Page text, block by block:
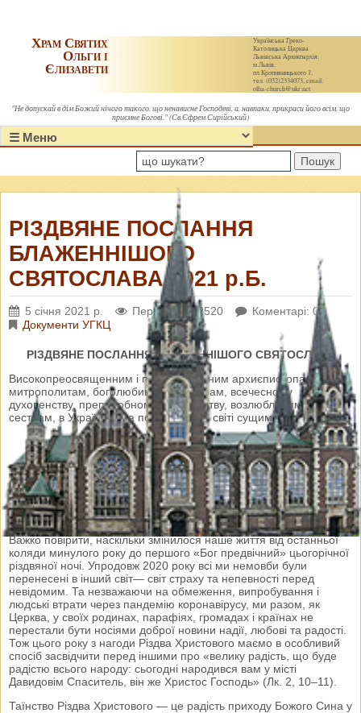
Українська Греко-
Католицька Церква.
Львівська Архиєпархія,
м.Львів,
пл.Кропивницького 1,
тел. (032)2334073, email:
olha-church@ukr.net
Храм Святих
Ольги і
Єлизавети
"Не допускай в дім Божий нічого такого, що ненависне Господеві, а, навпаки, прикраси його всім, що
приємне Богові." (Св.Єфрем Сирійський)
Пошук
РІЗДВЯНЕ ПОСЛАННЯ
БЛАЖЕННІШОГО
СВЯТОСЛАВА 2021 р.Б.
5 січня 2021 р. Переглядів: 2520
Коментарі: 0
Документи УГКЦ
РІЗДВЯНЕ ПОСЛАННЯ БЛАЖЕННІШОГО СВЯТОСЛАВА
Високопреосвященним і преосвященним архиєпископам і
митрополитам, боголюбивим єпископам, всечесному
духовенству, преподобному монашеству, возлюбленим братам і
сестрам, в Україні та на поселеннях у світі сущим
Ви ж знаєте ласку Господа нашого Ісуса Христа, що задля
вас став бідним, бувши багатим, щоб ви його вбожеством
розбагатіли. 2 Кор. 8, 9
Христос народився! Славімо Його!
Дорогі в Христі!
Важко повірити, наскільки змінилося наше життя від останньої
коляди минулого року до першого «Бог предвічний» цьогорічної
різдвяної ночі. Упродовж 2020 року всі ми немовби були
перенесені в інший світ— світ страху та непевності перед
невідомим. Та незважаючи на обмеження, випробування і
людські втрати через пандемію коронавірусу, ми разом, як
Церква, у своїх родинах, парафіях, громадах і країнах не
перестали бути носіями доброї новини надії, любові та радості.
Тож цього року з нагоди Різдва Христового маємо в особливий
спосіб засвідчити перед іншими про «велику радість, що буде
радістю всього народу: сьогодні народився вам у місті
Давидовім Спаситель, він же Христос Господь» (Лк. 2, 10–11).
Таїнство Різдва Христового — це радість приходу Божого Сина у